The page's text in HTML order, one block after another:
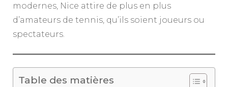
modernes, Nice attire de plus en plus
d’amateurs de tennis, qu’ils soient joueurs ou
spectateurs.
Table des matières